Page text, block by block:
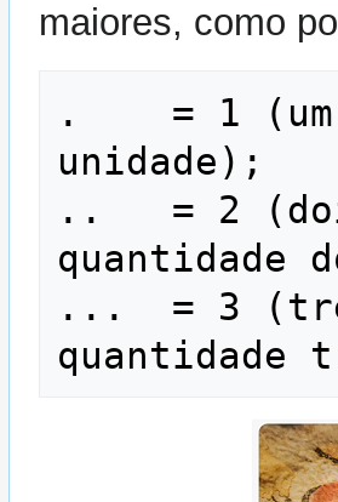
maiores, como
.    = 1 (um
unidade);
..   = 2
quantidade
...  = 3